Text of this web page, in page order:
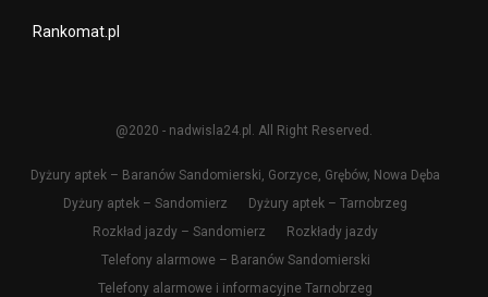
Rankomat.pl
@2020 - nadwisla24.pl. All Right Reserved.
Dyżury aptek – Baranów Sandomierski, Gorzyce, Grębów, Nowa Dęba
Dyżury aptek – Sandomierz
Dyżury aptek – Tarnobrzeg
Rozkład jazdy – Sandomierz
Rozkłady jazdy
Telefony alarmowe – Baranów Sandomierski
Telefony alarmowe i informacyjne Tarnobrzeg